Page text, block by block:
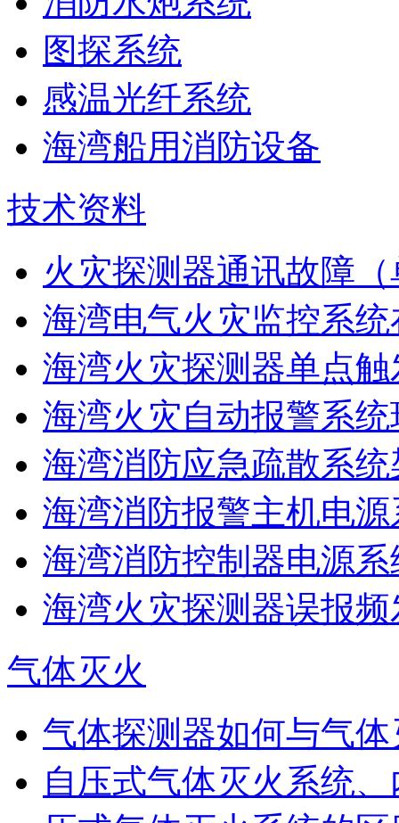
图探系统
感温光纤系统
海湾船用消防设备
技术资料
火灾探测器通讯故障
海湾电气火灾监控系统
海湾火灾探测器单点
海湾火灾自动报警系统
海湾消防应急疏散系统
海湾消防报警主机电源
海湾消防控制器电源系
海湾火灾探测器误报频
气体灭火
气体探测器如何与气
自压式气体灭火系统